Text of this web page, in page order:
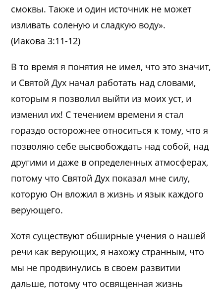
смоквы. Также и один источник не может
изливать соленую и сладкую воду».
(Иакова 3:11-12)
В то время я понятия не имел, что это значит,
и Святой Дух начал работать над словами,
которым я позволил выйти из моих уст, и
изменил их! С течением времени я стал
гораздо осторожнее относиться к тому, что я
позволяю себе высвобождать над собой, над
другими и даже в определенных атмосферах,
потому что Святой Дух показал мне силу,
которую Он вложил в жизнь и язык каждого
верующего.
Хотя существуют обширные учения о нашей
речи как верующих, я нахожу странным, что
мы не продвинулись в своем развитии
дальше, потому что освященная жизнь